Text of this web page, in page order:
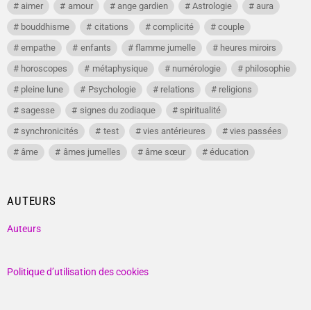
aimer amour ange gardien Astrologie
aura
bouddhisme
citations complicité
couple
empathe
enfants flamme jumelle
heures miroirs
horoscopes
métaphysique numérologie
philosophie
pleine lune
Psychologie relations
religions
sagesse
signes du zodiaque
spiritualité
synchronicités
test vies antérieures
vies passées
âme
âmes jumelles âme sœur éducation
AUTEURS
Auteurs
Politique d’utilisation des cookies